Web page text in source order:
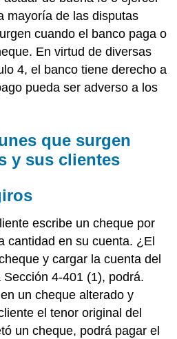
mayoría de las disputas
cuando el banco paga o
En virtud de diversas
4, el banco tiene derecho a
pueda ser adverso a los
que surgen
y sus clientes
escribe un cheque por
cantidad en su cuenta. ¿El
y cargar la cuenta del
4-401 (1), podrá.
un cheque alterado y
el tenor original del
un cheque, podrá pagar el